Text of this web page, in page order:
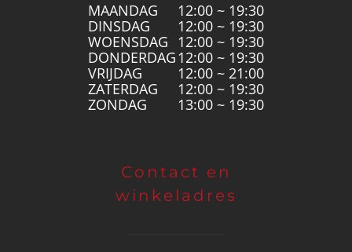
MAANDAG
12:00 ~ 19:30
DINSDAG
12:00 ~ 19:30
WOENSDAG
12:00 ~ 19:30
DONDERDAG 12:00 ~ 19:30
VRIJDAG
12:00 ~ 21:00
ZATERDAG
12:00 ~ 19:30
ZONDAG
13:00 ~ 19:30
Contact en
winkeladres